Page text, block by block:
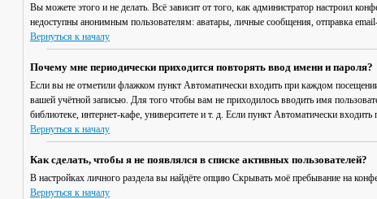
Вы можете этого и не делать. Всё зависит от того, как администратор настроил
недоступны анонимным пользователям: аватары, личные сообщения, отправка
Вернуться к началу
Почему мне периодически приходится повторять ввод имени и пароля?
Если вы не отметили флажком пункт Автоматически входить при каждом
вашей учётной записью. Для того чтобы вам не приходилось вводить имя
библиотеке, интернет-кафе, университете и т. д. Если пункт Автоматически
Вернуться к началу
Как сделать, чтобы я не появлялся в списке активных пользователей?
В настройках личного раздела вы найдёте опцию Скрывать моё пребывание на
Вернуться к началу